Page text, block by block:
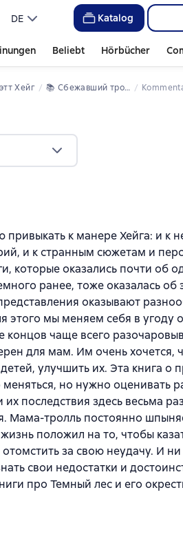
DE Katalog
Beliebt Hörbücher
Мэтт Хейг 📚 Сбежавший тролль
привыкать к манере Хейга: и к
и к странным сюжетам и
которые оказались почти об
ранее, тоже оказалась
оказывают
этого мы меняем себя в
чаще всего
для мам. Им очень
улучшить их. Эта книга о
но нужно оценивать
последствия здесь весьма
Мама-тролль постоянно
положил на то, чтобы
за свою неудачу. И
свои недостатки и
про Темный лес и его